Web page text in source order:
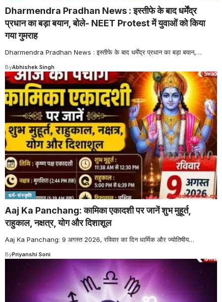
Dharmendra Pradhan News : इस्तीफे के बाद धर्मेंद्र
प्रधान का बड़ा बयान, बोले- NEET Protest में युवाओं को किया
गया गुमराह
Dharmendra Pradhan News : इस्तीफे के बाद धर्मेंद्र प्रधान का बड़ा बयान,…
ByAbhishek Singh
धर्म-संस्कृति
Aaj Ka Panchang: कामिका एकादशी पर जानें शुभ मुहूर्त,
राहुकाल, नक्षत्र, योग और दिशाशूल
Aaj Ka Panchang: 9 अगस्त 2026, रविवार का दिन धार्मिक और ज्योतिषीय…
ByPriyanshi Soni